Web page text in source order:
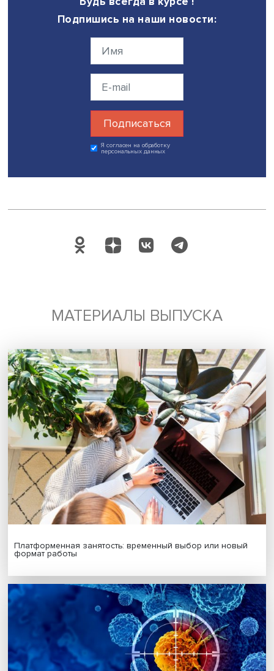
Еще одно преимущество методики — понятность
требуют сложных расчетов и труднодоступной
также практически исключают возможность
Юрий Плюснин и Анна Галкина считают, что участие
оценке благоустройства повысит объективность
поможет муниципалитетам принимать более
Полученные данные могут использоваться как для
формировать собственные правила благоустройства
федеральных программах и конкурсах.
доработок индекс можно будет использовать на более
анализа. Эти вопросы, полагают Анна Галкина и Юрий
Плюснин, будут решены в практике дальнейшей
предложенной методики.
Юрий Плюснин сообщил, что в ближайшее время
соавтором начать сбор материалов по новой
методике.
Дата публикации: 10.03.2026
Автор: Павел Аптекарь
методика благоустройство
Поделиться
Будь всегда в курсе !
Подпишись на наши новости: